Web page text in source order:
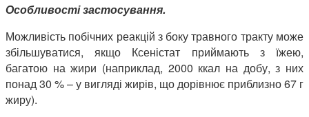
Особливості застосування.
Можливість побічних реакцій з боку травного тракту може
збільшуватися, якщо Ксеністат приймають з їжею,
багатою на жири (наприклад, 2000 ккал на добу, з них
понад 30 % – у вигляді жирів, що дорівнює приблизно 67 г
жиру).